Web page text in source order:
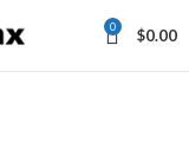
0 $0.00